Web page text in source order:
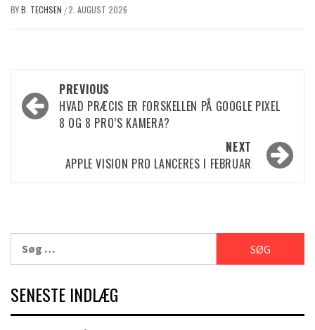
BYB. TECHSEN /2. AUGUST 2026
Post
navigation
PREVIOUS
HVAD PRÆCIS ER FORSKELLEN PÅ GOOGLE PIXEL
8 OG 8 PRO’S KAMERA?
NEXT
APPLE VISION PRO LANCERES I FEBRUAR
efter:
SENESTE INDLÆG